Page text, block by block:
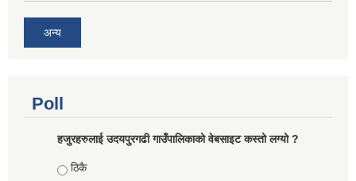
अन्य
Poll
हजुरहरुलाई उदयपुरगढी गाउँपालिकाको वेबसाइट कस्तो लग्यो ?
Choices
ठिकै